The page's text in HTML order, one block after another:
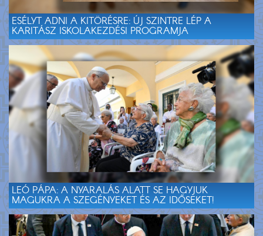
ESÉLYT ADNI A KITÖRÉSRE: ÚJ SZINTRE LÉP A
KARITÁSZ ISKOLAKEZDÉSI PROGRAMJA
LEÓ PÁPA: A NYARALÁS ALATT SE HAGYJUK
MAGUKRA A SZEGÉNYEKET ÉS AZ IDŐSEKET!